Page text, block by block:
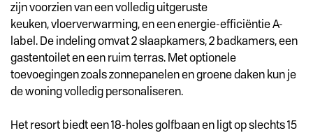
zijn voorzien van een volledig uitgeruste
keuken, vloerverwarming, en een energie-efficiëntie A-
label. De indeling omvat 2 slaapkamers, 2 badkamers, een
gastentoilet en een ruim terras. Met optionele
toevoegingen zoals zonnepanelen en groene daken kun je
de woning volledig personaliseren.
Het resort biedt een 18-holes golfbaan en ligt op slechts 15